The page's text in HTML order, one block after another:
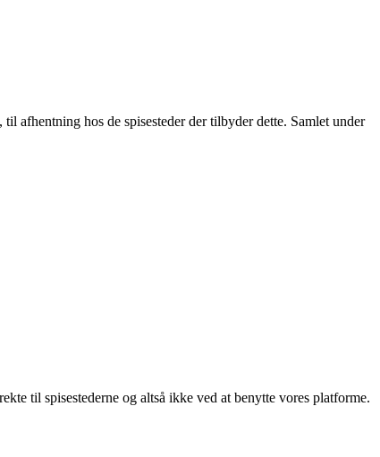
afhentning hos de spisesteder der tilbyder dette. Samlet under
til spisestederne og altså ikke ved at benytte vores platforme.